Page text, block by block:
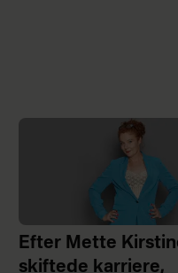
Efter Mette
skiftede karriere,